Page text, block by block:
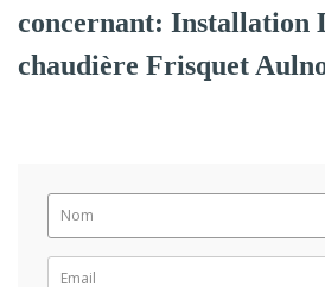
concernant: Installation
chaudière Frisquet